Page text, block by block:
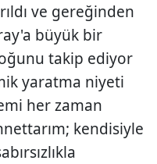
ve gereğinden
büyük bir
takip ediyor
yaratma niyeti
her zaman
kendisiyle